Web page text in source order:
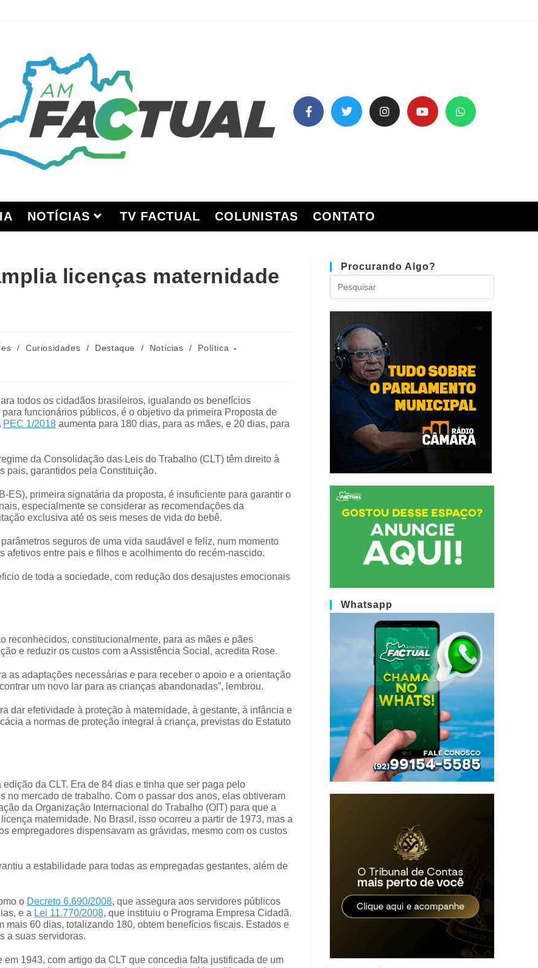
NOTÍCIAS TV FACTUAL COLUNISTAS CONTATO
licenças maternidade
/ Curiosidades / Destaque / Notícias /
Política
todos os cidadãos brasileiros, igualando os benefícios
funcionários públicos, é o objetivo da primeira Proposta de
PEC 1/2018 aumenta para 180 dias, para as mães, e 20 dias, para
da Consolidação das Leis do Trabalho (CLT) têm direito à
pais, garantidos pela Constituição.
ES), primeira signatária da proposta, é insuficiente para garantir o
especialmente se considerar as recomendações da
exclusiva até os seis meses de vida do bebê.
seguros de uma vida saudável e feliz, num momento
entre pais e filhos e acolhimento do recém-nascido.
de toda a sociedade, com redução dos desajustes emocionais
reconhecidos, constitucionalmente, para as mães e pães
e reduzir os custos com a Assistência Social, acredita Rose.
as adaptações necessárias e para receber o apoio e a orientação
um novo lar para as crianças abandonadas”, lembrou.
dar efetividade à proteção à maternidade, à gestante, à infância e
a normas de proteção integral à criança, previstas do Estatuto
da CLT. Era de 84 dias e tinha que ser paga pelo
no mercado de trabalho. Com o passar dos anos, elas obtiveram
da Organização Internacional do Trabalho (OIT) para que a
maternidade. No Brasil, isso ocorreu a partir de 1973, mas a
empregadores dispensavam as grávidas, mesmo com os custos
a estabilidade para todas as empregadas gestantes, além de
o Decreto 6.690/2008, que assegura aos servidores públicos
e a Lei 11.770/2008, que instituiu o Programa Empresa Cidadã.
60 dias, totalizando 180, obtem benefícios fiscais. Estados e
a suas servidoras.
1943, com artigo da CLT que concedia falta justificada de um
Procurando Algo?
Whatsapp